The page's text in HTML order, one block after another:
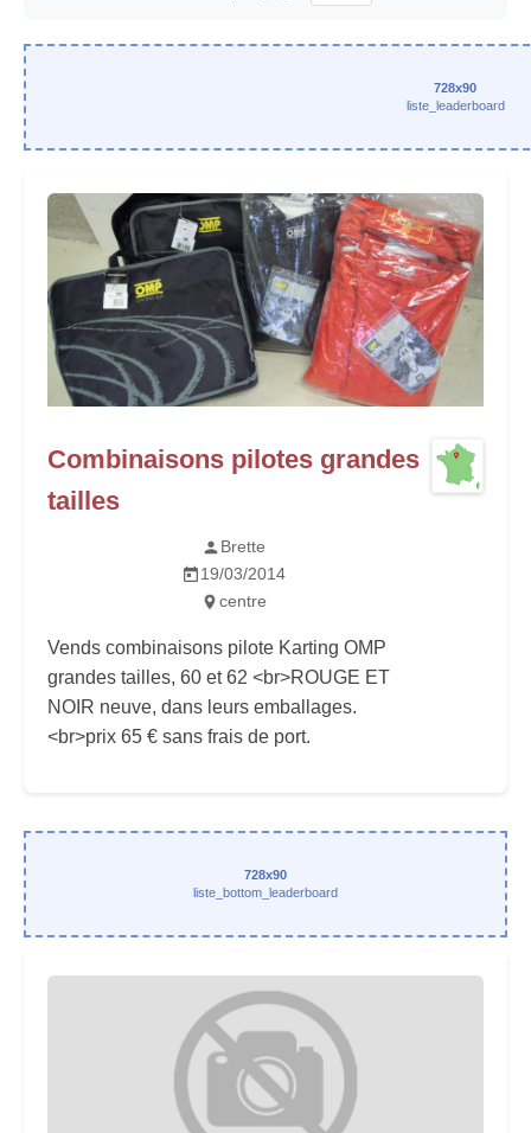
728x90
liste_leaderboard
Combinaisons pilotes grandes
tailles
Brette
19/03/2014
centre
Vends combinaisons pilote Karting OMP
grandes tailles, 60 et 62 <br>ROUGE ET
NOIR neuve, dans leurs emballages.
<br>prix 65 € sans frais de port.
728x90
liste_bottom_leaderboard